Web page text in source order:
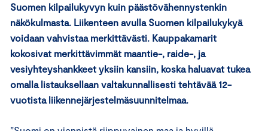
Suomen kilpailukyvyn kuin päästövähennystenkin
näkökulmasta. Liikenteen avulla Suomen kilpailukykyä
voidaan vahvistaa merkittävästi. Kauppakamarit
kokosivat merkittävimmät maantie-, raide-, ja
vesiyhteyshankkeet yksiin kansiin, koska haluavat tukea
omalla listauksellaan valtakunnallisesti tehtävää 12-
vuotista liikennejärjestelmäsuunnitelmaa.